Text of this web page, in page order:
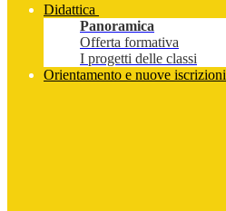
Didattica
Panoramica
Offerta formativa
I progetti delle classi
Orientamento e nuove iscrizioni